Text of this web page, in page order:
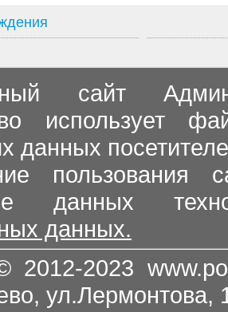
сайт
использует
данных
пользования
данных
данных.
2012-2023
ул.Лермонтова,